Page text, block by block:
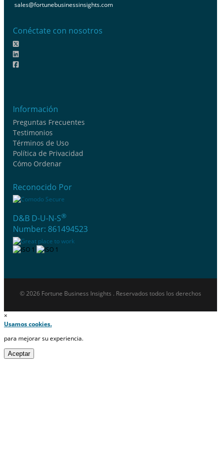
sales@fortunebusinessinsights.com
Conéctate con nosotros
Información
Preguntas Frecuentes
Testimonios
Términos de Uso
Política de Privacidad
Cómo Ordenar
Reconocido Por
D&B D-U-N-S®
Number: 861494523
© 2026 Fortune Business Insights . Reservados todos los derechos
×
Usamos cookies.
para mejorar su experiencia.
Aceptar